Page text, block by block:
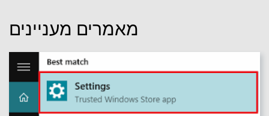
מאמרים מעניינים